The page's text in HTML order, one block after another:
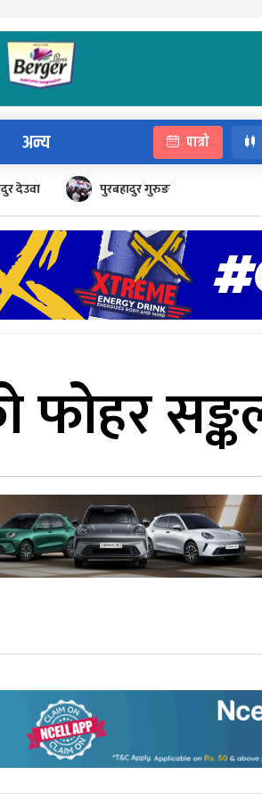
अन्य पात्रो
देउवा पुरबहादुर गुरुङ
फोहर